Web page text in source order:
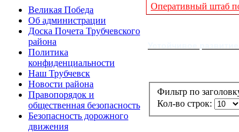
Великая Победа
Об администрации
Доска Почета Трубчевского
района
Политика
конфиденциальности
Наш Трубчевск
Новости района
Правопорядок и
общественная безопасность
Безопасность дорожного
движения
Оперативный штаб
Фильтр по
Кол-во строк: